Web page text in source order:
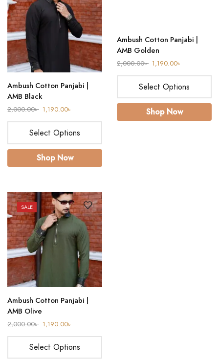
Ambush Cotton Panjabi |
AMB Black
2,000.00৳ 1,190.00৳
Select Options
Shop Now
Ambush Cotton Panjabi |
AMB Golden
2,000.00৳ 1,190.00৳
Select Options
Shop Now
SALE
Ambush Cotton Panjabi |
AMB Olive
2,000.00৳ 1,190.00৳
Select Options